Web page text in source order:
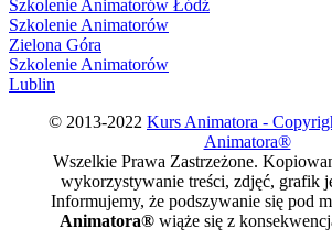
Szkolenie Animatorów Łódź
Szkolenie Animatorów
Zielona Góra
Szkolenie Animatorów
Lublin
© 2013-2022 Kurs Animatora -
Animatora®
Wszelkie Prawa Zastrzeżone.
wykorzystywanie treści, zdjęć, grafik
Informujemy, że podszywanie się pod
Animatora®wiąże się z